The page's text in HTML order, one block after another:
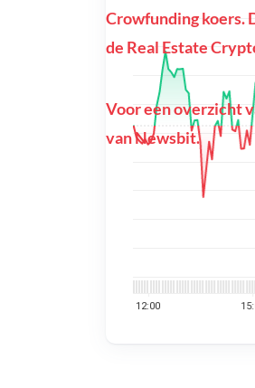
Crowfunding koers.
de Real Estate
Voor een overzicht
van Newsbit.